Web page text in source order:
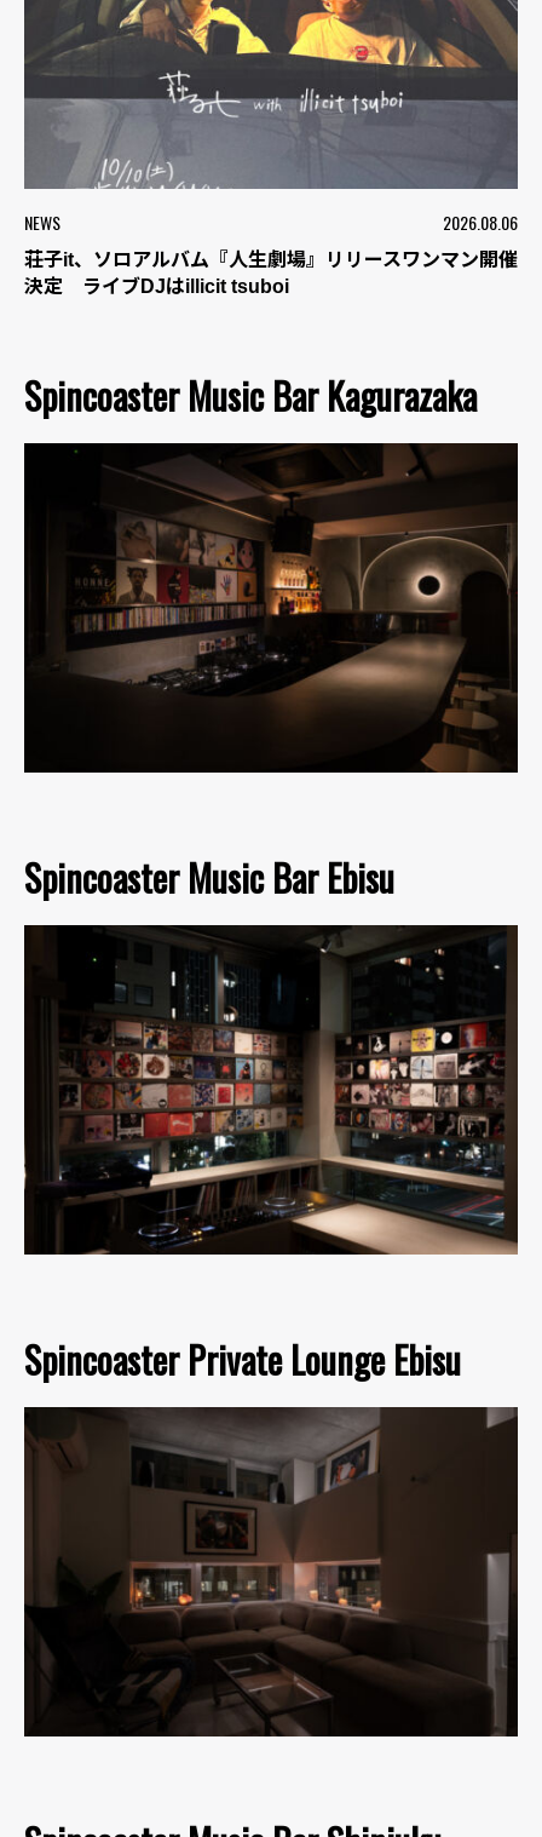
NEWS 2026.08.06
荘子it、ソロアルバム『人生劇場』リリースワンマン開催
決定 ライブDJはillicit tsuboi
Spincoaster Music Bar Kagurazaka
Spincoaster Music Bar Ebisu
Spincoaster Private Lounge Ebisu